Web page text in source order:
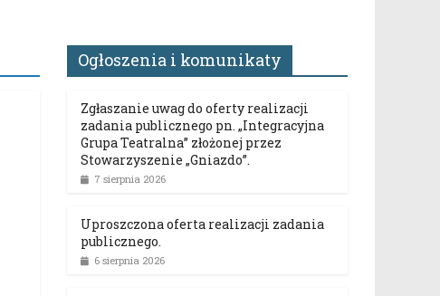
Ogłoszenia i komunikaty
Zgłaszanie uwag do oferty realizacji
zadania publicznego pn. „Integracyjna
Grupa Teatralna” złożonej przez
Stowarzyszenie „Gniazdo”.
7 sierpnia 2026
Uproszczona oferta realizacji zadania
publicznego.
6 sierpnia 2026